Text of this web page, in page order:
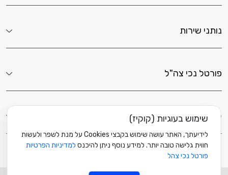
שימוש בעוגיות (קוקיז)
לידיעתך, האתר עושה שימוש בקבצי Cookies על מנת לשפר ולעשות
חווית גלישה טובה יותר. למידע נוסף ניתן להיכנס למדיניות הפרטיות
פורטל נכי צהל
נותני שירות
פורטל נכי צה"ל
לשירותך כאן